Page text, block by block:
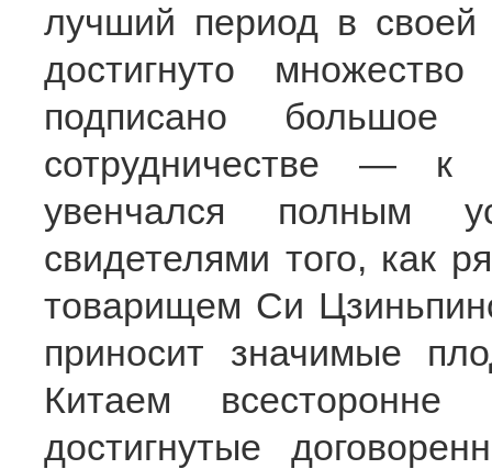
лучший период в своей
достигнуто
подписано большое
сотрудничестве — к
увенчался полным
свидетелями того, как
товарищем Си
приносит значимые
Китаем всесторонне
достигнутые